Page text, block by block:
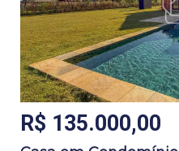
R$ 135.000,00